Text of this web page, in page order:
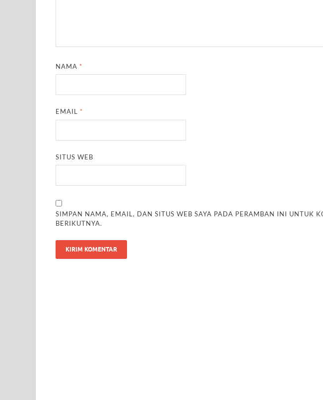
NAMA *
EMAIL *
SITUS WEB
SIMPAN NAMA, EMAIL, DAN SITUS WEB SAYA PADA PERAMBAN INI UNTUK
BERIKUTNYA.